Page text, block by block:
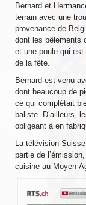
Clairemonde
Luce
Armorial
EVÉNEMENTS
NOS ARTICLES
Mots et
Impressions de
Test d’un sac de
Bernard et
terrain avec une
provenance de
dont les bêlements
et une poule qui
de la fête.
Bernard est venu
dont beaucoup de
ce qui complétait
baliste. D’ailleurs,
obligeant à en
La télévision
partie de
cuisine au Moyen-